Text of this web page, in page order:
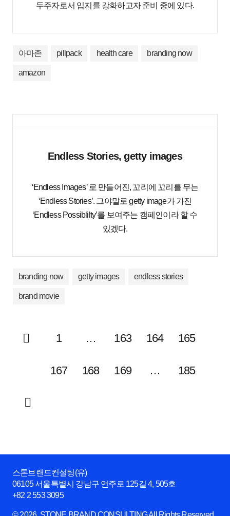
두주자로서 입지를 강화하고자 준비 중에 있다.
아마존 pillpack health care branding now
amazon
Endless Stories, getty images
‘Endless Images’ 로 만들어진, 꼬리에 꼬리를 무는
‘Endless Stories’. 그야말로 getty image가 가진
‘Endless Possiblilty’를 보여주는 캠페인이라 할 수
있겠다.
branding now getty images endless stories
brand movie
1 … 163 164 165
167 168 169 … 185
스톤브랜드컨설팅(유)
06105 서울특별시 강남구 언주로 125길 4, 505호
+82 2 553 3095